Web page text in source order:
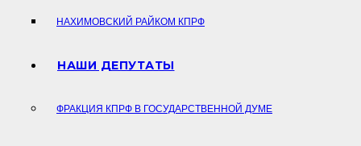
НАХИМОВСКИЙ РАЙКОМ КПРФ
НАШИ ДЕПУТАТЫ
ФРАКЦИЯ КПРФ В ГОСУДАРСТВЕННОЙ ДУМЕ